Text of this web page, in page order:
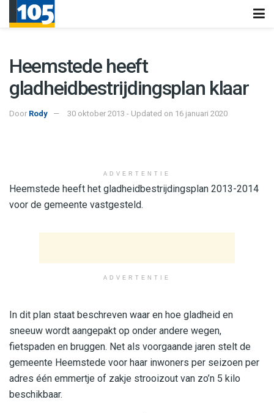
Heemstede heeft
gladheidbestrijdingsplan klaar
Door Rody 30 oktober 2013 - Updated on 16 januari 2020
ADVERTENTIE
Heemstede heeft het gladheidbestrijdingsplan 2013-2014
voor de gemeente vastgesteld.
ADVERTENTIE
In dit plan staat beschreven waar en hoe gladheid en
sneeuw wordt aangepakt op onder andere wegen,
fietspaden en bruggen. Net als voorgaande jaren stelt de
gemeente Heemstede voor haar inwoners per seizoen per
adres één emmertje of zakje strooizout van zo’n 5 kilo
beschikbaar.